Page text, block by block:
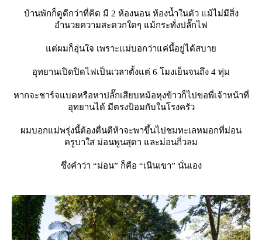
บ้านพักก็ดูดีกว่าที่คิด มี 2 ห้องนอน ห้องน้ำในตัว แม้ไม่มีสิ่ง
อำนวยความสะดวกใดๆ แม้กระทั่งปลั๊กไฟ
ต่ผมก็อุ่นใจ เพราะแม่บอกว่าแค่นี้อยู่ได้สบา
อุทยานเปิดปิดไฟเป็นเวลาตั้งแต่ 6 โมงเย็นจนถึง 4 ทุ่ม
หากจะชาร์จแบตหรือหาปลั๊กเสียบหม้อหุงข้าวก็ไปขอพี่เจ้าหน้าที่
อุทยานได้ มีตรงป้อมกับในโรงครัว
ผมบอกแม่พรุ่งนี้ต้องตื่นตีห้าจะพาขึ้นไปชมทะเลหมอกที่ม่อน
ครูบาใส ม่อนพูนสุดา และม่อนกิ่วลม
ซึ่งคำว่า “ม่อน” ก็คือ “เนินเขา” นั่นเอง